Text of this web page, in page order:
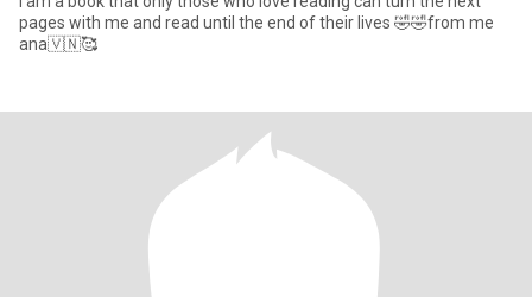
pages with me and read until the end of their lives 🤣🤣from me
ana🇻🇳🥰